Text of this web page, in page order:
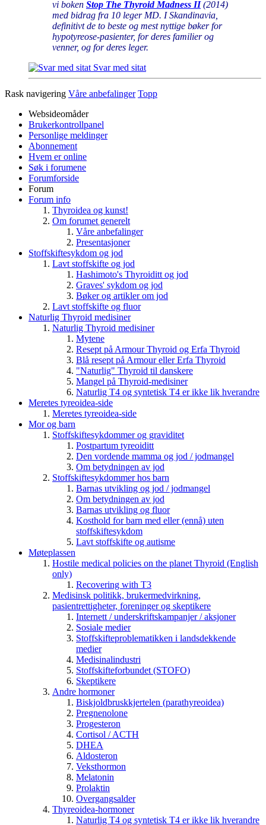
vi boken Stop The Thyroid Madness II(2014)
med bidrag fra 10 leger MD. I Skandinavia,
definitivt de to beste og mest nyttige bøker for
hypotyreose-pasienter, for deres familier og
venner, og for deres leger.
Svar med sitat
Rask navigering Våre anbefalinger Topp
Websideomåder
Brukerkontrollpanel
Personlige meldinger
Abonnement
Hvem er online
Søk i forumene
Forumforside
Forum
Forum info
Thyroidea og kunst!
Om forumet generelt
Våre anbefalinger
Presentasjoner
Stoffskiftesykdom og jod
Lavt stoffskifte og jod
Hashimoto's Thyroiditt og jod
Graves' sykdom og jod
Bøker og artikler om jod
Lavt stoffskifte og fluor
Naturlig Thyroid medisiner
Naturlig Thyroid medisiner
Mytene
Resept på Armour Thyroid og Erfa Thyroid
Blå resept på Armour eller Erfa Thyroid
"Naturlig" Thyroid til danskere
Mangel på Thyroid-medisiner
Naturlig T4 og syntetisk T4 er ikke lik hverandre
Meretes tyreoidea-side
Meretes tyreoidea-side
Mor og barn
Stoffskiftesykdommer og graviditet
Postpartum tyreoiditt
Den vordende mamma og jod / jodmangel
Om betydningen av jod
Stoffskiftesykdommer hos barn
Barnas utvikling og jod / jodmangel
Om betydningen av jod
Barnas utvikling og fluor
Kosthold for barn med eller (ennå) uten
stoffskiftesykdom
Lavt stoffskifte og autisme
Møteplassen
Hostile medical policies on the planet Thyroid (English
only)
Recovering with T3
Medisinsk politikk, brukermedvirkning,
pasientrettigheter, foreninger og skeptikere
Internett / underskriftskampanjer / aksjoner
Sosiale medier
Stoffskifteproblematikken i landsdekkende
medier
Medisinalindustri
Stoffskifteforbundet (STOFO)
Skeptikere
Andre hormoner
Biskjoldbruskkjertelen (parathyreoidea)
Pregnenolone
Progesteron
Cortisol / ACTH
DHEA
Aldosteron
Veksthormon
Melatonin
Prolaktin
Overgangsalder
Thyreoidea-hormoner
Naturlig T4 og syntetisk T4 er ikke lik hverandre